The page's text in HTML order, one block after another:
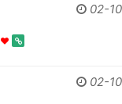
02-10
02-10